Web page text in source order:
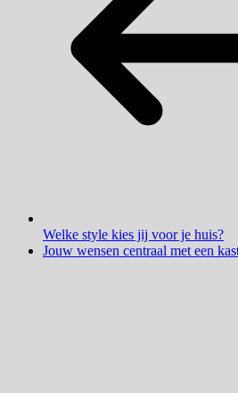
Welke style kies jij voor je huis?
Jouw wensen centraal met een